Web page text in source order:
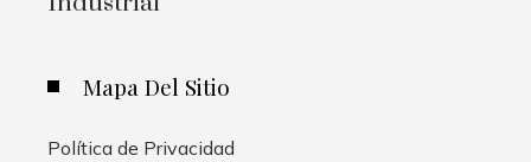
Mapa Del Sitio
Política de Privacidad